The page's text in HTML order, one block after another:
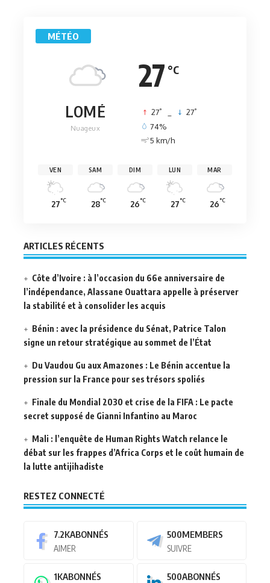
MÉTÉO
27 °C
LOMÉ
Nuageux
27° 27°
74%
5 km/h
VEN
27°C
SAM
28°C
DIM
26°C
LUN
27°C
MAR
26°C
ARTICLES RÉCENTS
Côte d’Ivoire : à l’occasion du 66e anniversaire de
l’indépendance, Alassane Ouattara appelle à préserver
la stabilité et à consolider les acquis
Bénin : avec la présidence du Sénat, Patrice Talon
signe un retour stratégique au sommet de l’État
Du Vaudou Gu aux Amazones : Le Bénin accentue la
pression sur la France pour ses trésors spoliés
Finale du Mondial 2030 et crise de la FIFA : Le pacte
secret supposé de Gianni Infantino au Maroc
Mali : l’enquête de Human Rights Watch relance le
débat sur les frappes d’Africa Corps et le coût humain de
la lutte antijihadiste
RESTEZ CONNECTÉ
7.2KABONNÉS
AIMER
500MEMBERS
SUIVRE
1KABONNÉS 500ABONNÉS